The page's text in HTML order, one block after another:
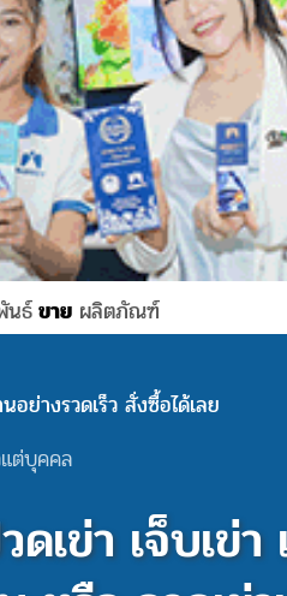
นธ์ขาย ผลิตภัณฑ์
ย่างรวดเร็ว สั่งซื้อได้เลย
ต่บุคคล
เข่า เจ็บเข่า